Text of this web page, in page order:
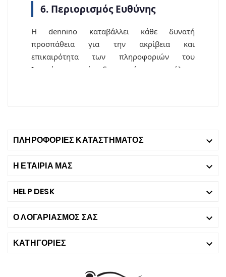
ΠΛΗΡΟΦΟΡΊΕΣ ΚΑΤΑΣΤΉΜΑΤΟΣ 
Η ΕΤΑΙΡΙΑ ΜΑΣ 
HELP DESK 
Ο ΛΟΓΑΡΙΑΣΜΌΣ ΣΑΣ 
ΚΑΤΗΓΟΡΊΕΣ 